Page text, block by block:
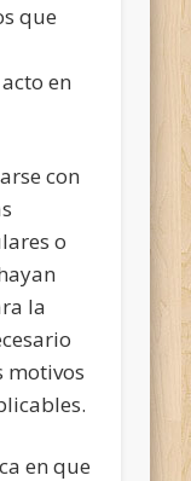
que
en
con
o
la
motivos
en que